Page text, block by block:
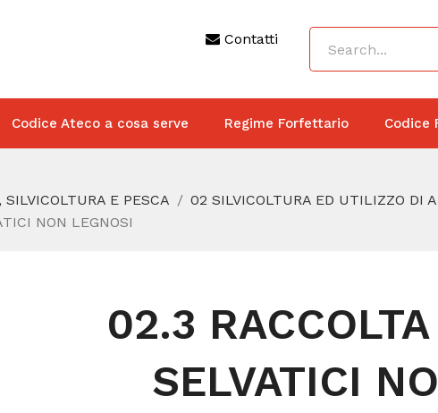
Contatti
Codice Ateco a cosa serve Regime Forfettario Codice
SILVICOLTURA E PESCA
02 SILVICOLTURA ED UTILIZZO DI
NON LEGNOSI
02.3
SELVATICI